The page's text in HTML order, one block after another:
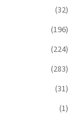
(32)
(196)
(224)
(283)
(31)
(1)